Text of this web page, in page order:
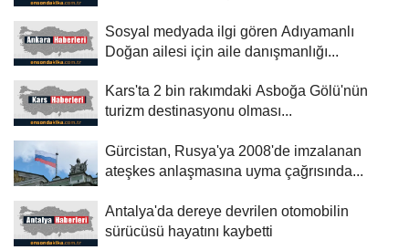
Sosyal medyada ilgi gören Adıyamanlı
Doğan ailesi için aile danışmanlığı...
Kars'ta 2 bin rakımdaki Asboğa Gölü'nün
turizm destinasyonu olması...
Gürcistan, Rusya'ya 2008'de imzalanan
ateşkes anlaşmasına uyma çağrısında...
Antalya'da dereye devrilen otomobilin
sürücüsü hayatını kaybetti